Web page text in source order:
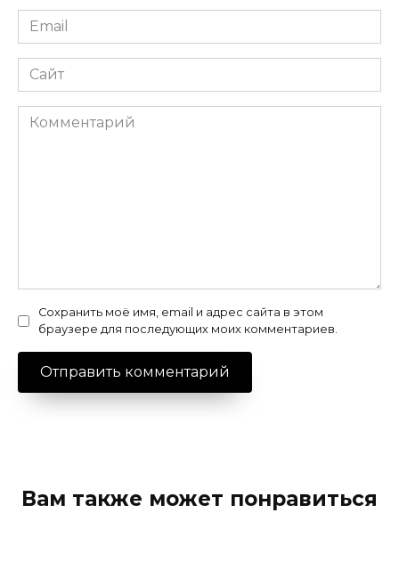
Email
*
Сайт
Комментарий
Сохранить моё имя, email и адрес сайта в этом
браузере для последующих моих комментариев.
Вам также может понравиться